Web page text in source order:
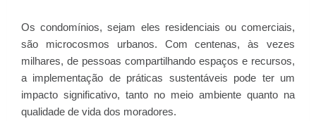
Os condomínios, sejam eles residenciais ou comerciais,
são microcosmos urbanos. Com centenas, às vezes
milhares, de pessoas compartilhando espaços e recursos,
a implementação de práticas sustentáveis pode ter um
impacto significativo, tanto no meio ambiente quanto na
qualidade de vida dos moradores.